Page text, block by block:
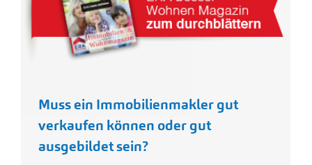
Muss ein Immobilienmakler gut
verkaufen können oder gut
ausgebildet sein?